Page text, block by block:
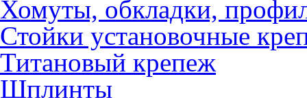
Хомуты, обкладки,
Стойки установочные
Титановый крепеж
Шплинты